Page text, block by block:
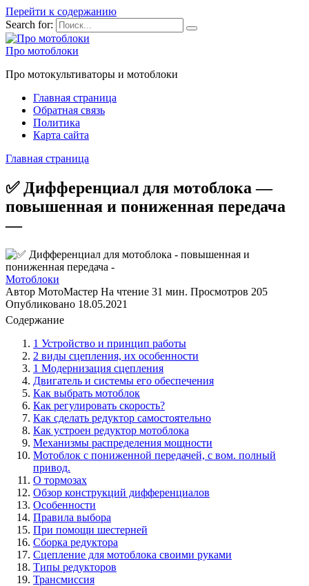
Перейти к содержанию
Search for:
Про мотоблоки
Про мотокультиваторы и мотоблоки
Главная страница
Обратная связь
Политика
Карта сайта
Главная страница
✅ Дифференциал для мотоблока —
повышенная и пониженная передача
—
Мотоблоки
Автор МотоМастер На чтение 31 мин. Просмотров 205
Опубликовано 18.05.2021
Содержание
1 Устройство и принцип работы
2 виды сцепления, их особенности
1 Модернизация сцепления
Двигатель и системы его обеспечения
Как выбрать мотоблок
Как регулировать скорость?
Как сделать редуктор самостоятельно
Как устроен редуктор мотоблока
Механизмы распределения мощности
Мотоблок с пониженной передачей, с вом. полный
привод.
О тормозах
Обзор конструкций дифференциалов
Особенности
Правила выбора
При помощи шестерней
Сборка редуктора
Сцепление для мотоблока своими руками
Типы редукторов
Трансмиссия